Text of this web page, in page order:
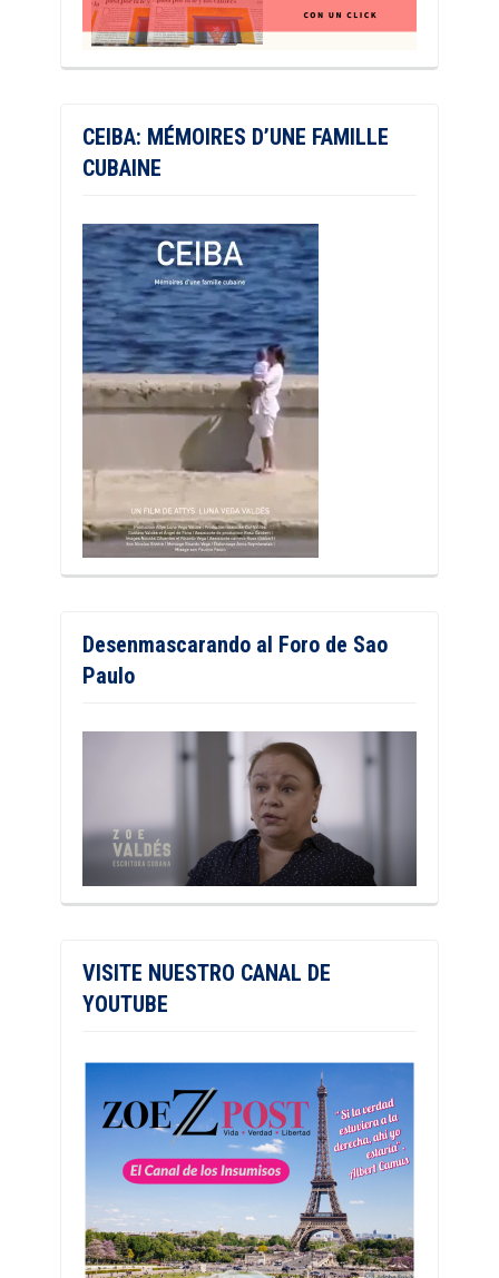
CEIBA: MÉMOIRES D’UNE FAMILLE
CUBAINE
Desenmascarando al Foro de Sao
Paulo
VISITE NUESTRO CANAL DE
YOUTUBE